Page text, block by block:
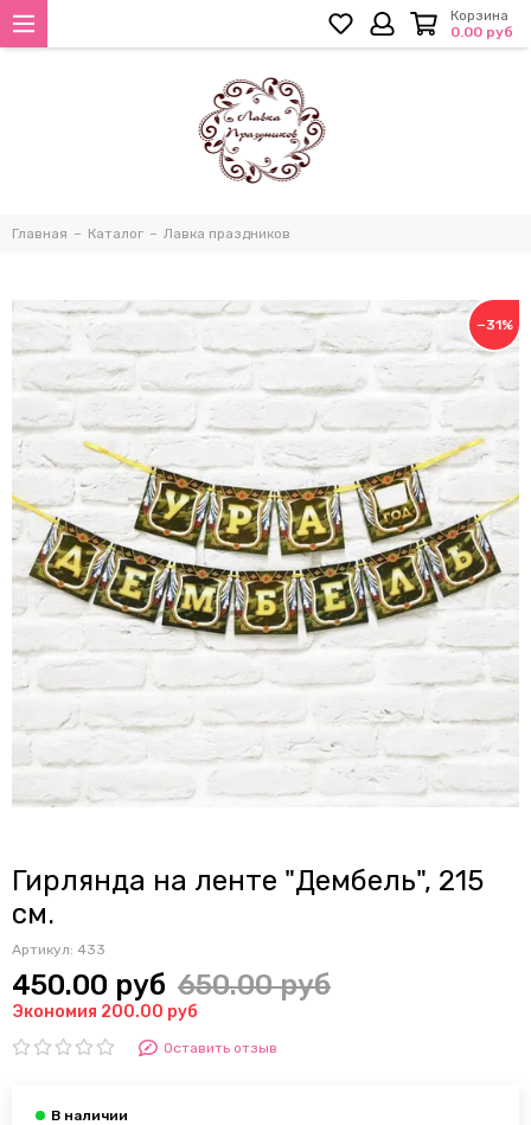
Корзина
0.00 руб
Главная Каталог Лавка праздников
−31%
Гирлянда на ленте "Дембель", 215
см.
Артикул: 433
450.00 руб 650.00 руб
Экономия 200.00 руб
Оставить отзыв